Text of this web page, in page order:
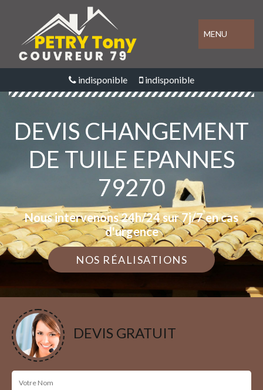
MENU
indisponible indisponible
DEVIS CHANGEMENT
DE TUILE EPANNES
79270
Nous intervenons 24h/24 sur 7j/7 en cas
d'urgence
NOS RÉALISATIONS
DEVIS GRATUIT